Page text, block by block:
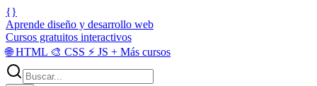
{}
Aprende diseño y desarrollo web
Cursos gratuitos interactivos
🌐HTML 🎨 CSS ⚡ JS + Más cursos